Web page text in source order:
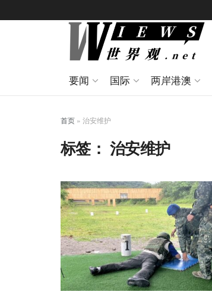
要闻 国际 两岸港澳
首页 » 治安维护
标签： 治安维护